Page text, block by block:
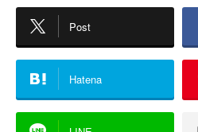
Post
Hatena